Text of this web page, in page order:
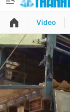
QUẢNG CÁO
Chuyên mục
Thông tin
Đổi mật khẩu
Tin đã lưu
Video